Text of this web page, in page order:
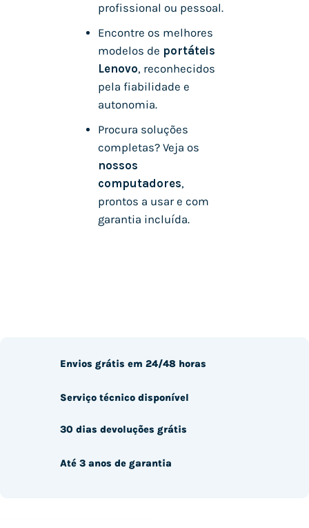
profissional ou pessoal.
Encontre os melhores
modelos de portáteis
Lenovo, reconhecidos
pela fiabilidade e
autonomia.
Procura soluções
completas? Veja os
nossos
computadores,
prontos a usar e com
garantia incluída.
Envios grátis em 24/48 horas
Serviço técnico disponível
30 dias devoluções grátis
Até 3 anos de garantia